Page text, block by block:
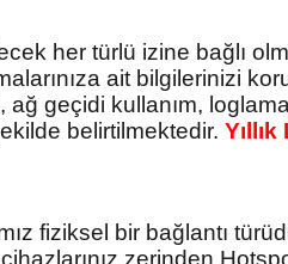
her türlü izine bağlı
ait bilgilerinizi
geçidi kullanım,
belirtilmektedir.
fiziksel bir bağlantı
zerinden